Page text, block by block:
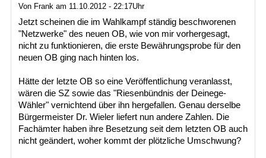
Von Frank am 11.10.2012 - 22:17Uhr
Jetzt scheinen die im Wahlkampf ständig beschworenen
"Netzwerke" des neuen OB, wie von mir vorhergesagt,
nicht zu funktionieren, die erste Bewährungsprobe für den
neuen OB ging nach hinten los.
Hätte der letzte OB so eine Veröffentlichung veranlasst,
wären die SZ sowie das "Riesenbündnis der Deinege-
Wähler" vernichtend über ihn hergefallen. Genau derselbe
Bürgermeister Dr. Wieler liefert nun andere Zahlen. Die
Fachämter haben ihre Besetzung seit dem letzten OB auch
nicht geändert, woher kommt der plötzliche Umschwung?